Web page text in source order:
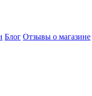
Блог Отзывы о магазине